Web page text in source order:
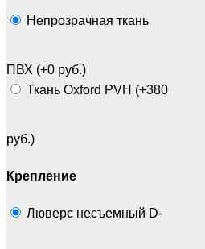
Непрозрачная ткань
ПВХ (+0 руб.)
Ткань Oxford PVH (+380
руб.)
Крепление
Люверс несъемный D-